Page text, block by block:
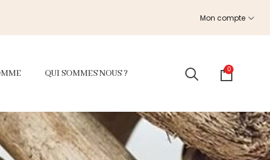
Mon compte
QUI SOMMES NOUS ? 0